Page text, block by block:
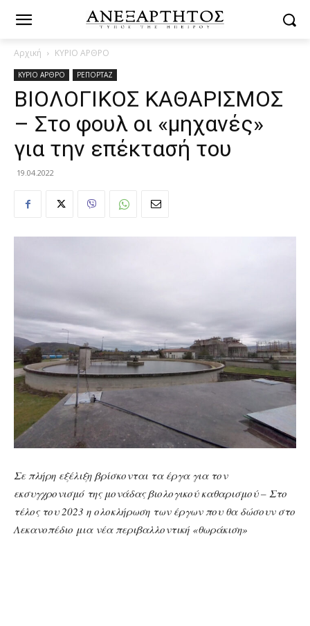
Αρχική ΚΥΡΙΟ ΑΡΘΡΟ
ΚΥΡΙΟ ΑΡΘΡΟ ΡΕΠΟΡΤΑΖ
ΒΙΟΛΟΓΙΚΟΣ ΚΑΘΑΡΙΣΜΟΣ
– Στο φουλ οι «μηχανές»
για την επέκτασή του
19.04.2022
Σε πλήρη εξέλιξη βρίσκονται τα έργα για τον
εκσυγχρονισμό της μονάδας βιολογικού καθαρισμού – Στο
τέλος του 2023 η ολοκλήρωση των έργων που θα δώσουν στο
Λεκανοπέδιο μια νέα περιβαλλοντική «θωράκιση»